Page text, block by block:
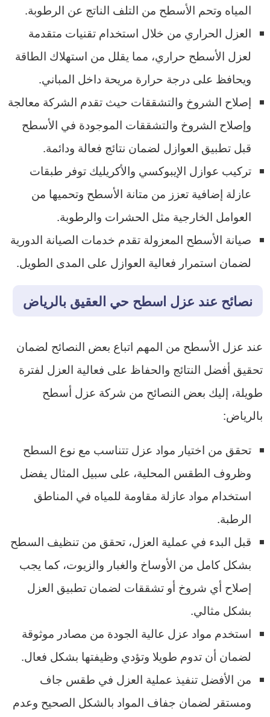
المياه وتحم الأسطح من التلف الناتج عن الرطوبة.
العزل الحراري من خلال استخدام تقنيات متقدمة
لعزل الأسطح حراري، مما يقلل من استهلاك الطاقة
ويحافظ على درجة حرارة مريحة داخل المباني.
إصلاح الشروخ والتشققات حيث تقدم الشركة معالجة
وإصلاح الشروخ والتشققات الموجودة في الأسطح
قبل تطبيق العوازل لضمان نتائج فعالة ودائمة.
تركيب عوازل الإيبوكسي والأكريليك توفر طبقات
عازلة إضافية تعزز من متانة الأسطح وتحميها من
العوامل الخارجية مثل الحشرات والرطوبة.
صيانة الأسطح المعزولة تقدم خدمات الصيانة الدورية
لضمان استمرار فعالية العوازل على المدى الطويل.
نصائح عند عزل اسطح حي العقيق بالرياض
عند عزل الأسطح من المهم اتباع بعض النصائح لضمان
تحقيق أفضل النتائج والحفاظ على فعالية العزل لفترة
طويلة، إليك بعض النصائح من شركة عزل أسطح
بالرياض:
تحقق من اختيار مواد عزل تتناسب مع نوع السطح
وظروف الطقس المحلية، على سبيل المثال يفضل
استخدام مواد عازلة مقاومة للمياه في المناطق
الرطبة.
قبل البدء في عملية العزل، تحقق من تنظيف السطح
بشكل كامل من الأوساخ والغبار والزيوت، كما يجب
إصلاح أي شروخ أو تشققات لضمان تطبيق العزل
بشكل مثالي.
استخدم مواد عزل عالية الجودة من مصادر موثوقة
لضمان أن تدوم طويلا وتؤدي وظيفتها بشكل فعال.
من الأفضل تنفيذ عملية العزل في طقس جاف
ومستقر لضمان جفاف المواد بالشكل الصحيح وعدم